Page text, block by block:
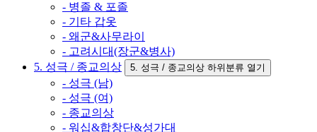
- 병졸 & 포졸
- 기타 갑옷
- 왜군&사무라이
- 고려시대(장군&병사)
5. 성극 / 종교의상
5. 성극 / 종교의상 하위분류 열기
- 성극 (남)
- 성극 (여)
- 종교의상
- 워십&합창단&성가대